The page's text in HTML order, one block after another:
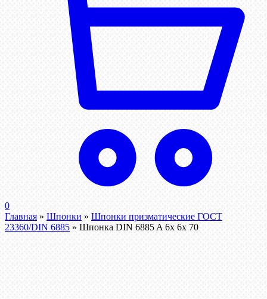
0
Главная » Шпонки » Шпонки призматические ГОСТ
23360/DIN 6885 » Шпонка DIN 6885 A 6x 6x 70